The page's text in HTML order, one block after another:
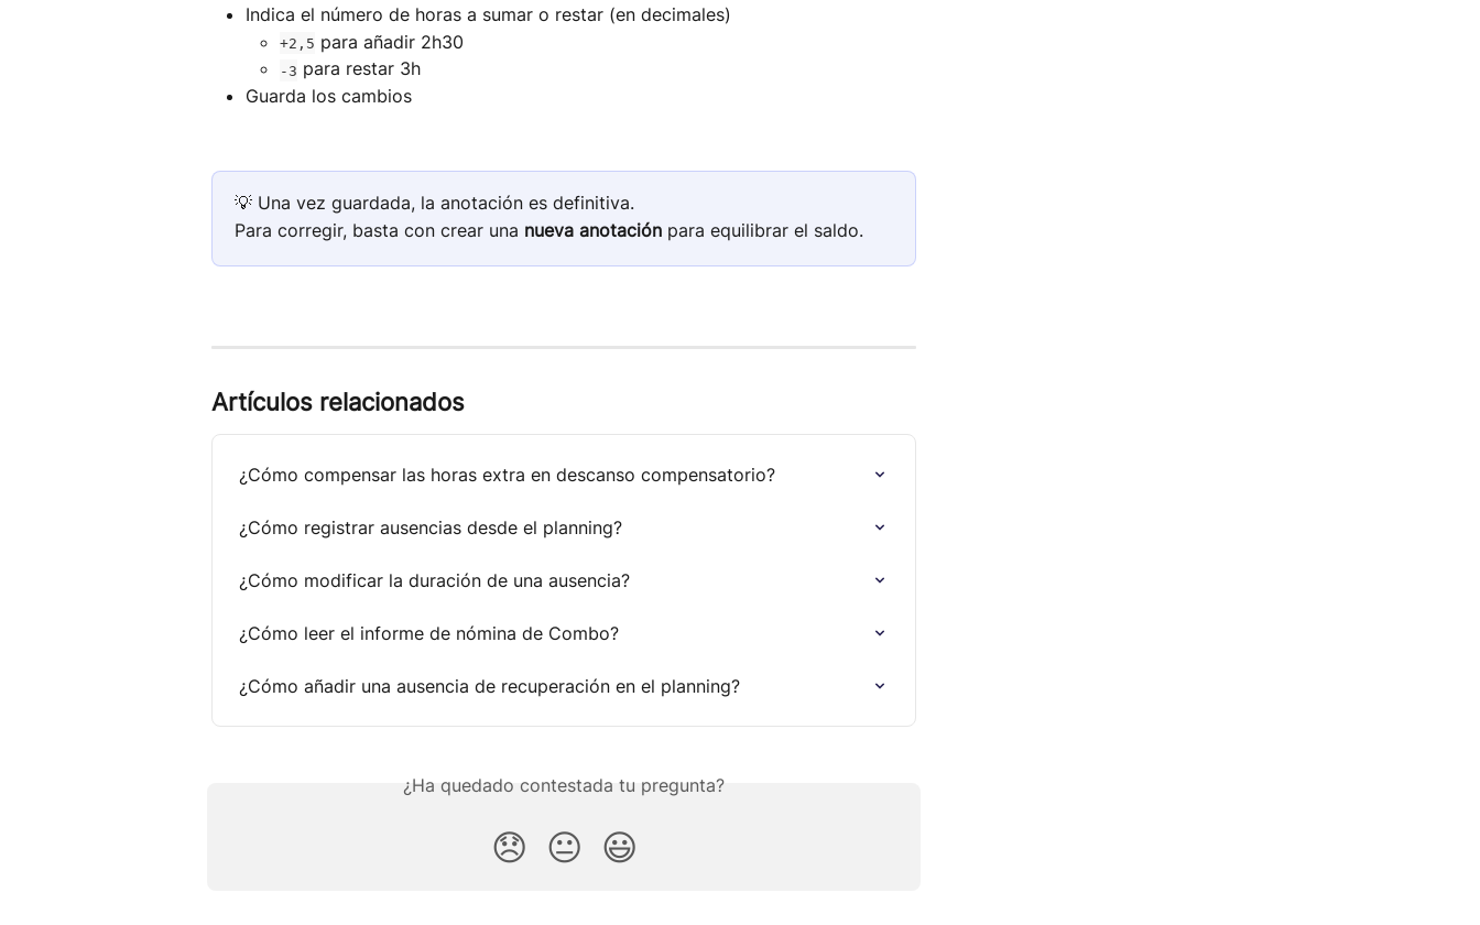
Indica el número de horas a sumar o restar (en decimales)
+2,5 para añadir 2h30
-3 para restar 3h
Guarda los cambios
💡 Una vez guardada, la anotación es definitiva.
Para corregir, basta con crear una nueva anotación para equilibrar el saldo.
Artículos relacionados
¿Cómo compensar las horas extra en descanso compensatorio?
¿Cómo registrar ausencias desde el planning?
¿Cómo modificar la duración de una ausencia?
¿Cómo leer el informe de nómina de Combo?
¿Cómo añadir una ausencia de recuperación en el planning?
¿Ha quedado contestada tu pregunta?
😞 😐 😃